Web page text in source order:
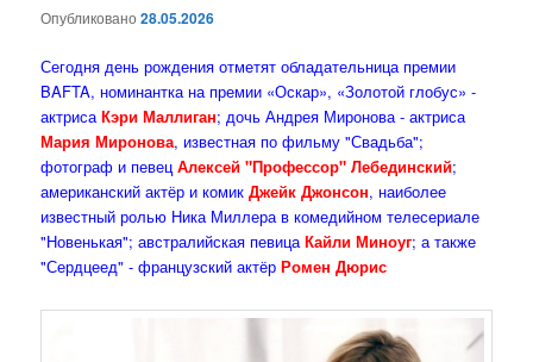
Опубликовано28.05.2026
Сегодня день рождения отметят обладательница премии
BAFTA, номинантка на премии «Оскар», «Золотой глобус» -
актрисаКэри Маллиган; дочь Андрея Миронова - актриса
Мария Миронова, известная по фильму "Свадьба";
фотограф и певецАлексей "Профессор" Лебединский;
американский актёр и комикДжейк Джонсон, наиболее
известный ролью Ника Миллера в комедийном телесериале
"Новенькая"; австралийская певицаКайли Миноуг; а также
"Сердцеед" - французский актёрРомен Дюрис